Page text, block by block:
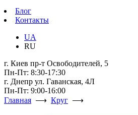
Блог
Контакты
UA
RU
г. Киев пр-т Освободителей, 5
Пн-Пт: 8:30-17:30
г. Днепр ул. Гаванская, 4Л
Пн-Пт: 9:00-16:00
Главная ⟶ Круг ⟶